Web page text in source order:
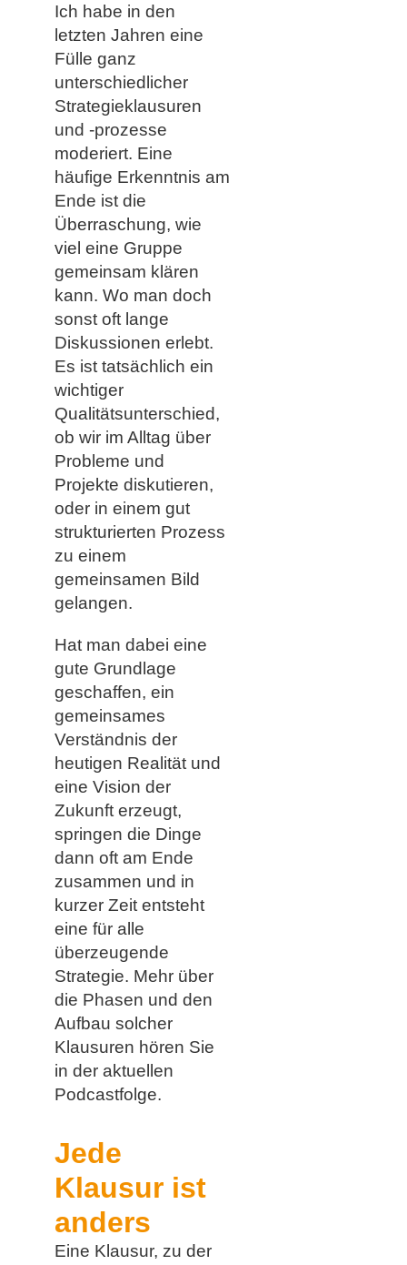
Ich habe in den
letzten Jahren eine
Fülle ganz
unterschiedlicher
Strategieklausuren
und -prozesse
moderiert. Eine
häufige Erkenntnis am
Ende ist die
Überraschung, wie
viel eine Gruppe
gemeinsam klären
kann. Wo man doch
sonst oft lange
Diskussionen erlebt.
Es ist tatsächlich ein
wichtiger
Qualitätsunterschied,
ob wir im Alltag über
Probleme und
Projekte diskutieren,
oder in einem gut
strukturierten Prozess
zu einem
gemeinsamen Bild
gelangen.
Hat man dabei eine
gute Grundlage
geschaffen, ein
gemeinsames
Verständnis der
heutigen Realität und
eine Vision der
Zukunft erzeugt,
springen die Dinge
dann oft am Ende
zusammen und in
kurzer Zeit entsteht
eine für alle
überzeugende
Strategie. Mehr über
die Phasen und den
Aufbau solcher
Klausuren hören Sie
in der aktuellen
Podcastfolge.
Jede
Klausur ist
anders
Eine Klausur, zu der